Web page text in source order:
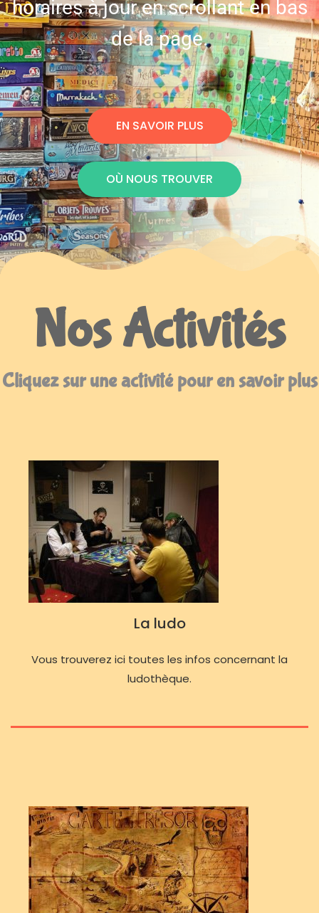
horaires à jour en scrollant en bas
de la page.
EN SAVOIR PLUS
OÙ NOUS TROUVER
Nos Activités
Cliquez sur une activité pour en savoir plus
La ludo
Vous trouverez ici toutes les infos concernant la
ludothèque.